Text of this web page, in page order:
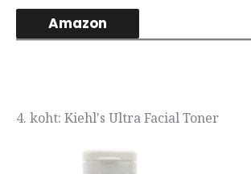
Amazon
4. koht: Kiehl's Ultra Facial Toner